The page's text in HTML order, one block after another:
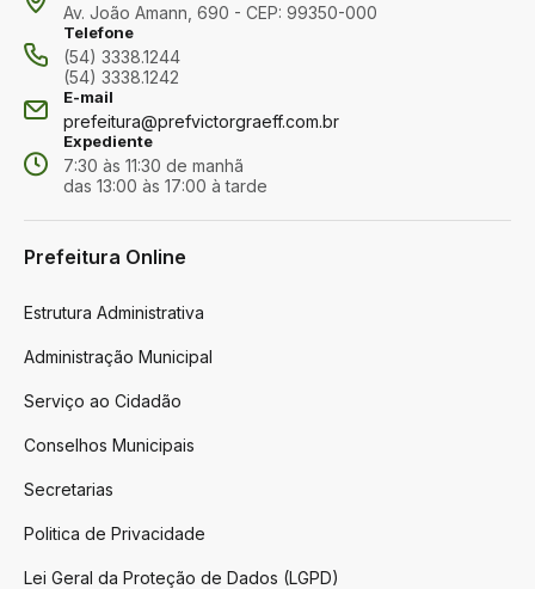
Av. João Amann, 690 - CEP: 99350-000
Telefone
(54) 3338.1244
(54) 3338.1242
E-mail
prefeitura@prefvictorgraeff.com.br
Expediente
7:30 às 11:30 de manhã
das 13:00 às 17:00 à tarde
Prefeitura Online
Estrutura Administrativa
Administração Municipal
Serviço ao Cidadão
Conselhos Municipais
Secretarias
Politica de Privacidade
Lei Geral da Proteção de Dados (LGPD)